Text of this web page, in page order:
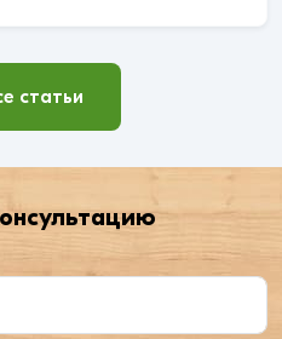
статьи